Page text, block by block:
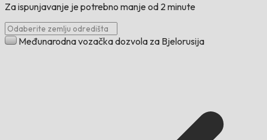
Za ispunjavanje je potrebno manje od 2 minute
Međunarodna vozačka dozvola za Bjelorusija